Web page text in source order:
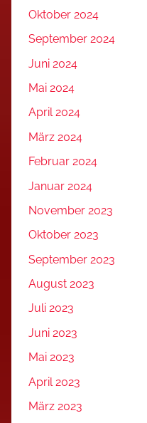
Oktober 2024
September 2024
Juni 2024
Mai 2024
April 2024
März 2024
Februar 2024
Januar 2024
November 2023
Oktober 2023
September 2023
August 2023
Juli 2023
Juni 2023
Mai 2023
April 2023
März 2023